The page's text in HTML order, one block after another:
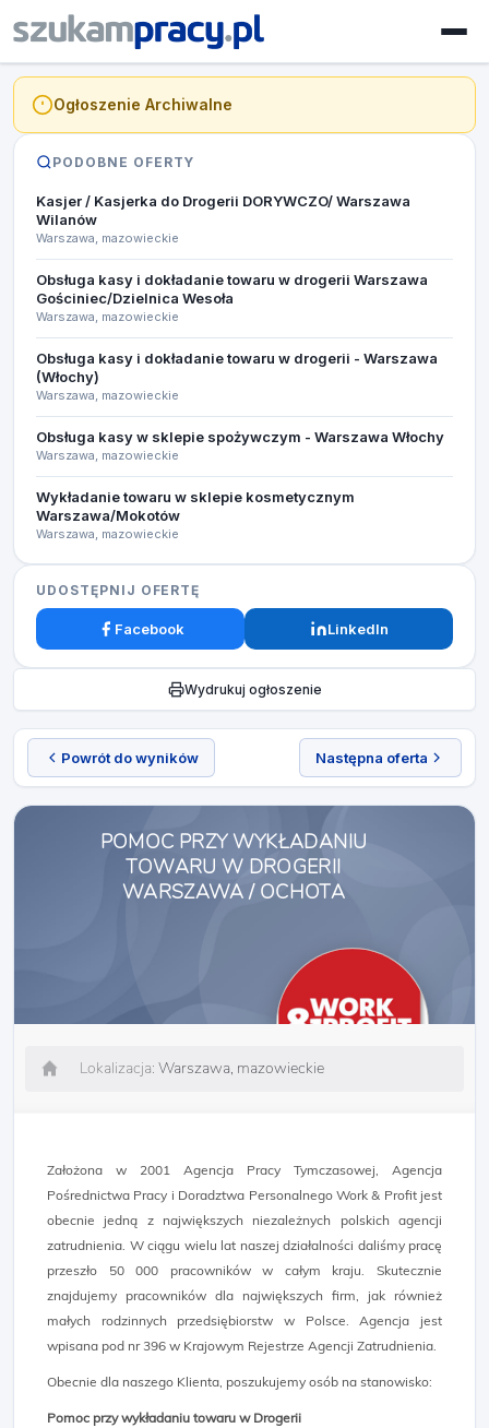
Powrót do wyników Następna oferta
POMOC PRZY WYKŁADANIU
TOWARU W DROGERII
WARSZAWA / OCHOTA
Lokalizacja: Warszawa, mazowieckie
Założona w 2001 Agencja Pracy Tymczasowej, Agencja
Pośrednictwa Pracy i Doradztwa Personalnego Work & Profit jest
obecnie jedną z największych niezależnych polskich agencji
zatrudnienia. W ciągu wielu lat naszej działalności daliśmy pracę
przeszło 50 000 pracowników w całym kraju. Skutecznie
znajdujemy pracowników dla największych firm, jak również
małych rodzinnych przedsiębiorstw w Polsce. Agencja jest
wpisana pod nr 396 w Krajowym Rejestrze Agencji Zatrudnienia.
Obecnie dla naszego Klienta, poszukujemy osób na stanowisko:
Pomoc przy wykładaniu towaru w Drogerii
Ogłoszenie Archiwalne
PODOBNE OFERTY
Kasjer / Kasjerka do Drogerii DORYWCZO/ Warszawa
Wilanów
Warszawa, mazowieckie
Obsługa kasy i dokładanie towaru w drogerii Warszawa
Gościniec/Dzielnica Wesoła
Warszawa, mazowieckie
Obsługa kasy i dokładanie towaru w drogerii - Warszawa
(Włochy)
Warszawa, mazowieckie
Obsługa kasy w sklepie spożywczym - Warszawa Włochy
Warszawa, mazowieckie
Wykładanie towaru w sklepie kosmetycznym
Warszawa/Mokotów
Warszawa, mazowieckie
UDOSTĘPNIJ OFERTĘ
Facebook LinkedIn
Wydrukuj ogłoszenie